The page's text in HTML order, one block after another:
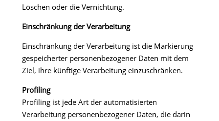
Löschen oder die Vernichtung.
Einschränkung der Verarbeitung
Einschränkung der Verarbeitung ist die Markierung
gespeicherter personenbezogener Daten mit dem
Ziel, ihre künftige Verarbeitung einzuschränken.
Profiling
Profiling ist jede Art der automatisierten
Verarbeitung personenbezogener Daten, die darin